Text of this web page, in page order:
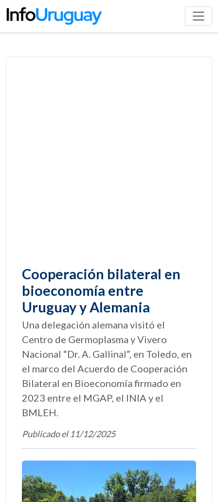
Cooperación bilateral en
bioeconomía entre
Uruguay y Alemania
Una delegación alemana visitó el
Centro de Germoplasma y Vivero
Nacional “Dr. A. Gallinal”, en Toledo, en
el marco del Acuerdo de Cooperación
Bilateral en Bioeconomía firmado en
2023 entre el MGAP, el INIA y el
BMLEH.
Publicado el 11/12/2025